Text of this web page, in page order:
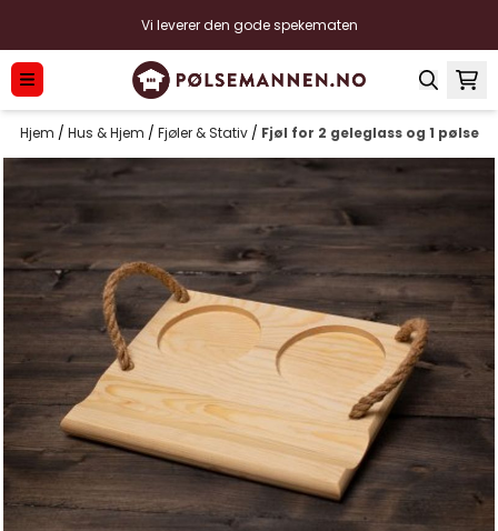
Vi leverer den gode spekematen
Hjem / Hus & Hjem / Fjøler & Stativ / Fjøl for 2 geleglass og 1 pølse